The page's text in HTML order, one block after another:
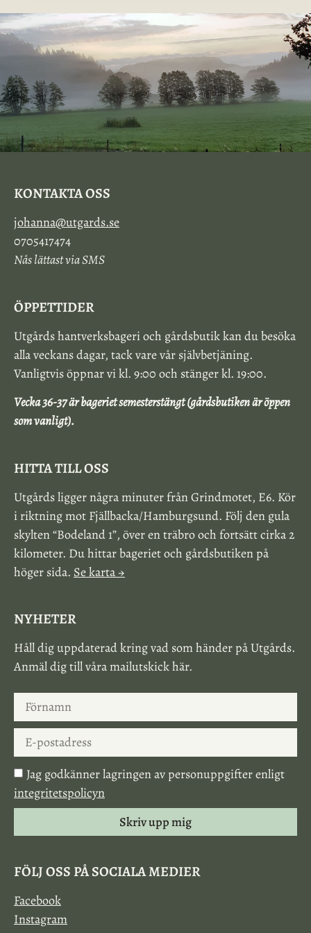
KONTAKTA OSS
johanna@utgards.se
0705417474
Nås lättast via SMS
ÖPPETTIDER
Utgårds hantverksbageri och gårdsbutik kan du besöka
alla veckans dagar, tack vare vår självbetjäning.
Vanligtvis öppnar vi kl. 9:00 och stänger kl. 19:00.
Vecka 36-37 är bageriet semesterstängt (gårdsbutiken är öppen
som vanligt).
HITTA TILL OSS
Utgårds ligger några minuter från Grindmotet, E6. Kör
i riktning mot Fjällbacka/Hamburgsund. Följ den gula
skylten “Bodeland 1”, över en träbro och fortsätt cirka 2
kilometer. Du hittar bageriet och gårdsbutiken på
höger sida. Se karta →
NYHETER
Håll dig uppdaterad kring vad som händer på Utgårds.
Anmäl dig till våra mailutskick här.
Jag godkänner lagringen av personuppgifter enligt
integritetspolicyn
Skriv upp mig
FÖLJ OSS PÅ SOCIALA MEDIER
Facebook
Instagram